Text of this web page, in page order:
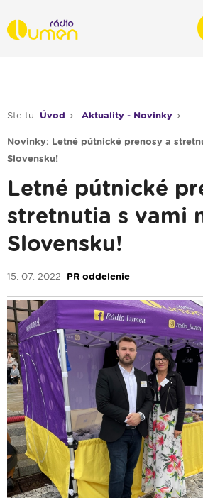
Ste tu: Úvod Aktuality - Novinky
Novinky: Letné pútnické prenosy a
Slovensku!
Letné pútnické
stretnutia s vami
Slovensku!
15. 07. 2022 PR oddelenie